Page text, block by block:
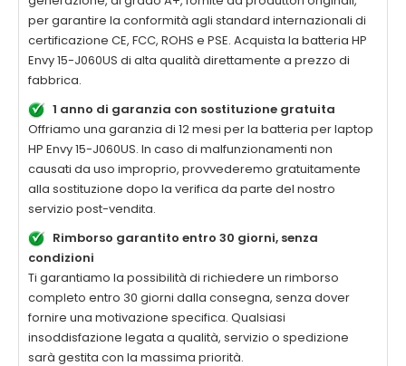
per garantire la conformità agli standard internazionali di
certificazione CE, FCC, ROHS e PSE. Acquista la batteria HP
Envy 15-J060US di alta qualità direttamente a prezzo di
fabbrica.
1 anno di garanzia con sostituzione gratuita
Offriamo una garanzia di 12 mesi per la batteria per laptop
HP Envy 15-J060US. In caso di malfunzionamenti non
causati da uso improprio, provvederemo gratuitamente
alla sostituzione dopo la verifica da parte del nostro
servizio post-vendita.
Rimborso garantito entro 30 giorni, senza
condizioni
Ti garantiamo la possibilità di richiedere un rimborso
completo entro 30 giorni dalla consegna, senza dover
fornire una motivazione specifica. Qualsiasi
insoddisfazione legata a qualità, servizio o spedizione
sarà gestita con la massima priorità.